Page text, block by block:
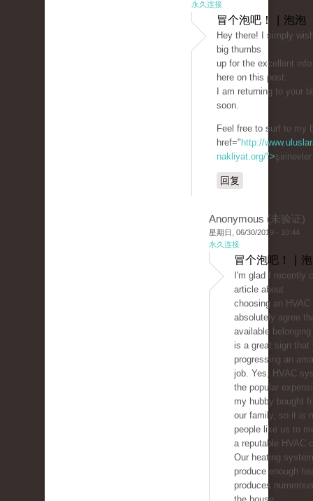
永久连接
冒个泡吧！ | 泡泡
Hey there! I simply
big thumbs
up for the excellent
here on this post.
I am returning to your
soon.
Feel free to surf to my
href=" http://
nakliyat.org/">
回复
Anonymous (未验证)
星期日, 06/30/2019 - 10:44
永久连接
冒个泡吧！ |
I'm glad I recently
article about
choosing an
absolutely agree
available
is a great sign
progressing an
job. Yes, HVAC
the popular
my hubby bought
our family, so it is
people like us to
a reputable HVAC
Our heating
produce enough
produces